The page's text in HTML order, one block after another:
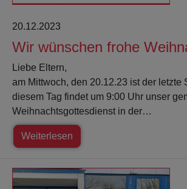
20.12.2023
Wir wünschen frohe
Liebe Eltern,
am Mittwoch, den 20.12.23 ist der letzte
diesem Tag findet um 9:00 Uhr unser
Weihnachtsgottesdienst in der…
Weiterlesen